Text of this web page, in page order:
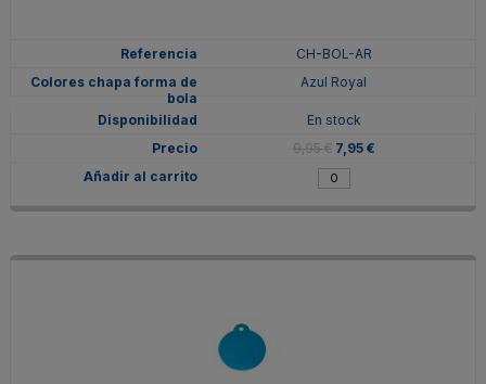
CH-BOL-AR
Azul Royal
En stock
9,95 € 7,95 €